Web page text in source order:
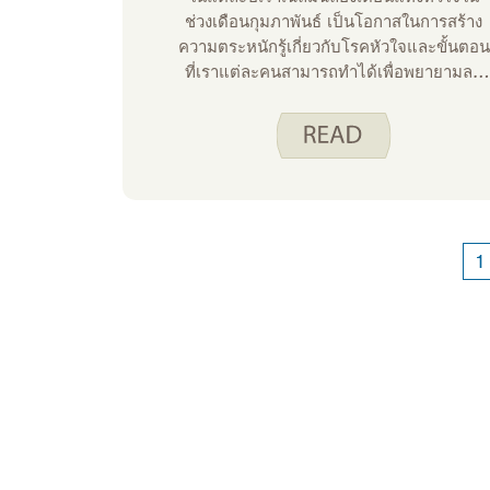
ช่วงเดือนกุมภาพันธ์ เป็นโอกาสในการสร้าง
ความตระหนักรู้เกี่ยวกับโรคหัวใจและขั้นตอน
ที่เราแต่ละคนสามารถทําได้เพื่อพยายามลด
เสียชีวิตอันดับต้น ๆ ของทั้งชายและหญิงใน
สหรัฐอเมริกา และพวกเราส่วนใหญ่รู้จักคนที่
บางส่วนที่แนะนําโดยศูนย์ควบคุมและป้องกัน
1